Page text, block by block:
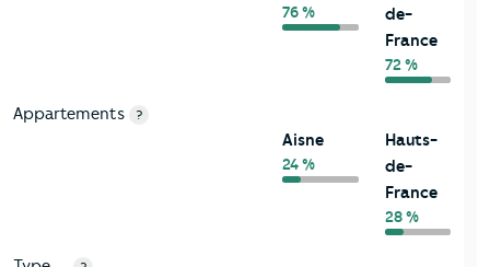
76 %
de-
France
72 %
Appartements ?
Aisne
24 %
Hauts-
de-
France
28 %